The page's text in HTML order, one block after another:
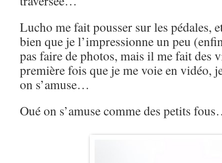
Lucho me fait pousser sur les pédales,
bien que je l’impressionne un peu
pas faire de photos, mais il me fait des
première fois que je me voie en vidéo,
on s’amuse…
Oué on s’amuse comme des petits